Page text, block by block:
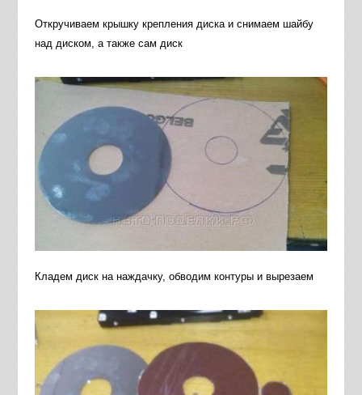
Откручиваем крышку крепления диска и снимаем шайбу
над диском, а также сам диск
Кладем диск на наждачку, обводим контуры и вырезаем